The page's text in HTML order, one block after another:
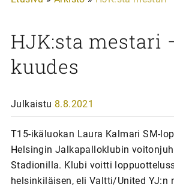
HJK:sta mestari
kuudes
Julkaistu 8.8.2021
T15-ikäluokan Laura Kalmari SM-
Helsingin Jalkapalloklubin
Stadionilla. Klubi voitti
helsinkiläisen, eli Valtti/United YJ:n